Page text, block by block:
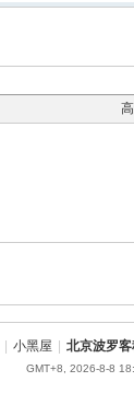
| 小黑屋 | 北京波罗
GMT+8, 2026-8-8